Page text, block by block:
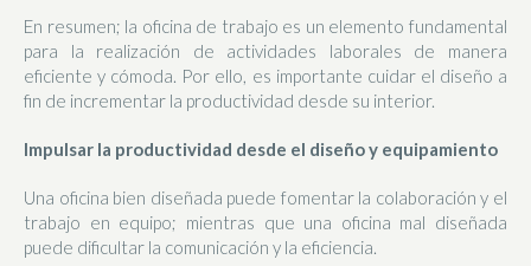
En resumen; la oficina de trabajo es un elemento fundamental
para la realización de actividades laborales de manera
eficiente y cómoda. Por ello, es importante cuidar el diseño a
fin de incrementar la productividad desde su interior.
Impulsar la productividad desde el diseño y equipamiento
Una oficina bien diseñada puede fomentar la colaboración y el
trabajo en equipo; mientras que una oficina mal diseñada
puede dificultar la comunicación y la eficiencia.